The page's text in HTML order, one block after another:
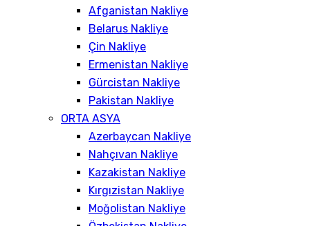
Afganistan Nakliye
Belarus Nakliye
Çin Nakliye
Ermenistan Nakliye
Gürcistan Nakliye
Pakistan Nakliye
ORTA ASYA
Azerbaycan Nakliye
Nahçıvan Nakliye
Kazakistan Nakliye
Kırgızistan Nakliye
Moğolistan Nakliye